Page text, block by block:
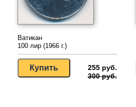
Ватикан
100 лир (1966 г.)
255 руб.
300 руб.